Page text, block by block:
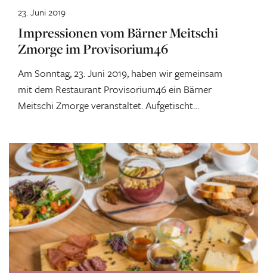
Impressionen vom Bärner Meitschi
Zmorge im Provisorium46
Am Sonntag, 23. Juni 2019, haben wir gemeinsam
mit dem Restaurant Provisorium46 ein Bärner
Meitschi Zmorge veranstaltet. Aufgetischt
23. Juni 2019